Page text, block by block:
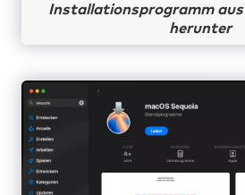
Installationsprogramm aus
herunter